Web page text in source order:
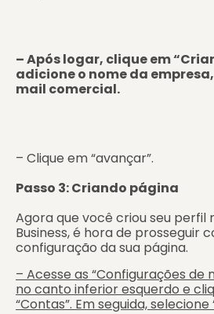
– Após logar, clique em
adicione o nome da
mail comercial.
– Clique em “avançar”.
Passo 3: Criando página
Agora que você criou seu perfil
Business, é hora de prosseguir
configuração da sua página.
– Acesse as “Configurações de
no canto inferior esquerdo e
“Contas”. Em seguida, selecione